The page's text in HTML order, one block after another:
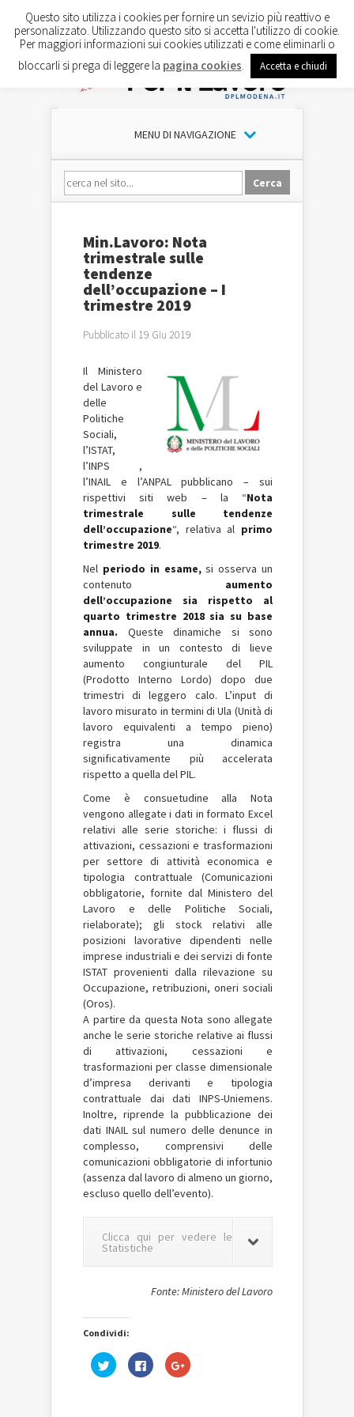
MENU DI NAVIGAZIONE
Min.Lavoro: Nota
trimestrale sulle
tendenze
dell’occupazione – I
trimestre 2019
Pubblicato il 19 Giu 2019
Il Ministero
del Lavoro e
delle
Politiche
Sociali,
l’ISTAT,
l’INPS ,
l’INAIL e l’ANPAL pubblicano – sui
rispettivi siti web – la “Nota
trimestrale sulle tendenze
dell’occupazione“, relativa al primo
trimestre 2019.
Nel periodo in esame,si osserva un
contenuto aumento
dell’occupazione sia rispetto al
quarto trimestre 2018 sia su base
annua. Queste dinamiche si sono
sviluppate in un contesto di lieve
aumento congiunturale del PIL
(Prodotto Interno Lordo) dopo due
trimestri di leggero calo. L’input di
lavoro misurato in termini di Ula (Unità di
lavoro equivalenti a tempo pieno)
registra una dinamica
significativamente più accelerata
rispetto a quella del PIL.
Come è consuetudine alla Nota
vengono allegate i dati in formato Excel
relativi alle serie storiche: i flussi di
attivazioni, cessazioni e trasformazioni
per settore di attività economica e
tipologia contrattuale (Comunicazioni
obbligatorie, fornite dal Ministero del
Lavoro e delle Politiche Sociali,
rielaborate); gli stock relativi alle
posizioni lavorative dipendenti nelle
imprese industriali e dei servizi di fonte
ISTAT provenienti dalla rilevazione su
Occupazione, retribuzioni, oneri sociali
(Oros).
A partire da questa Nota sono allegate
anche le serie storiche relative ai flussi
di attivazioni, cessazioni e
trasformazioni per classe dimensionale
d’impresa derivanti e tipologia
contrattuale dai dati INPS-Uniemens.
Inoltre, riprende la pubblicazione dei
dati INAIL sul numero delle denunce in
complesso, comprensivi delle
comunicazioni obbligatorie di infortunio
(assenza dal lavoro di almeno un giorno,
escluso quello dell’evento).
Clicca qui per vedere le
Statistiche
Fonte: Ministero del Lavoro
Condividi:
Fai
clic
Fai
clic
Fai
clic
Questo sito utilizza i cookies per fornire un sevizio più reattivo e
personalizzato. Utilizzando questo sito si accetta l'utilizzo di cookie.
Per maggiori informazioni sui cookies utilizzati e come eliminarli o
bloccarli si prega di leggere la pagina cookies Accetta e chiudi